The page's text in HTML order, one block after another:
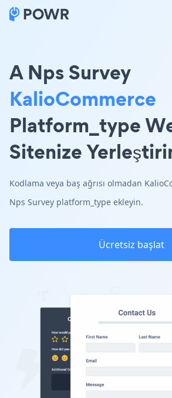
A Nps Survey
KalioCommerce
Platform_type
Sitenize
Kodlama veya baş ağrısı olmadan
Nps Survey platform_type ekleyin.
Ücretsiz başlat